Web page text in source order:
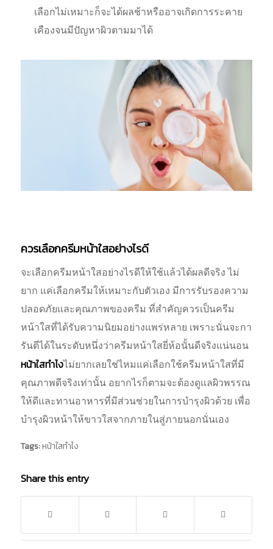
เลือกไม่เหมาะก็จะได้ผลช้าหรืออาจเกิดการระคาย
เคืองจนมีปัญหาผิวตามมาได้
ควรเลือกครีมหน้าใสอย่างไรดี
จะเลือกครีมหน้าใสอย่างไรดีให้ใช้แล้วได้ผลดีจริง ไม่
ยาก แค่เลือกครีมให้เหมาะกับตัวเอง มีการรับรองความ
ปลอดภัยและคุณภาพของครีม ที่สำคัญควรเป็นครีม
หน้าใสที่ได้รับความนิยมอย่างแพร่หลาย เพราะนั่นจะกา
รันตีได้ในระดับหนึ่งว่าครีมหน้าใสยี่ห้อนั้นดีจริงแน่นอน
หน้าใสทําไงไม่ยากเลยใช่ไหมแค่เลือกใช้ครีมหน้าใสที่มี
คุณภาพดีจริงเท่านั้น อยากไรก็ตามจะต้องดูแลผิวพรรณ
ให้ดีและทานอาหารที่มีส่วนช่วยในการบำรุงผิวด้วย เพื่อ
บำรุงผิวหน้าให้ขาวใสจากภายในสู่ภายนอกนั่นเอง
Tags: หน้าใสทำไง
Share this entry